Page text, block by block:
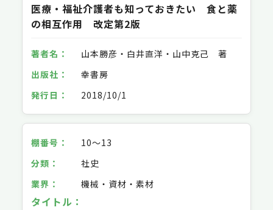
医療・福祉介護者も知っておきたい 食と薬
の相互作用 改定第2版
山本勝彦・白井直洋・山中克己 著
幸書房
2018/10/1
10～13
社史
機械・資材・素材